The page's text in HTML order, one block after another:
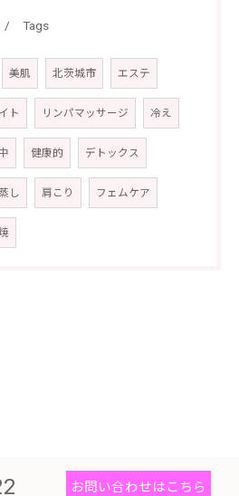
Tags
美肌 北茨城市 エステ
ト リンパマッサージ 冷え
健康的 デトックス
し 肩こり フェムケア
お問い合わせはこちら